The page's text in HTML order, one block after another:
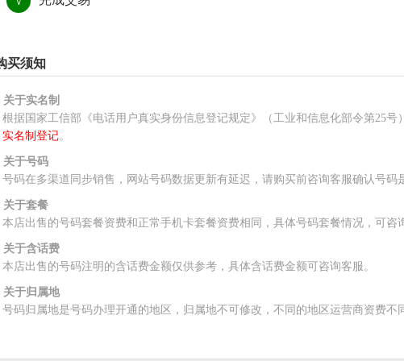
买须知
关于实名制
根据国家工信部《电话用户真实身份信息登记规定》（工业和信息化部令第25号
实名制登记。
关于号码
号码在多渠道同步销售，网站号码数据更新有延迟，请购买前咨询客服确认号码
关于套餐
本店出售的号码套餐资费和正常手机卡套餐资费相同，具体号码套餐情况，可咨
关于含话费
本店出售的号码注明的含话费金额仅供参考，具体含话费金额可咨询客服。
关于归属地
号码归属地是号码办理开通的地区，归属地不可修改，不同的地区运营商资费不